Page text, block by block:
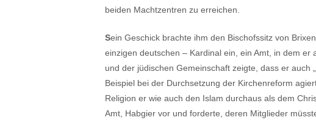
beiden Machtzentren zu erreichen.
Sein Geschick brachte ihm den Bischofssitz von
einzigen deutschen – Kardinal ein, ein Amt, in dem
und der jüdischen Gemeinschaft zeigte, dass er auch
Beispiel bei der Durchsetzung der Kirchenreform
Religion er wie auch den Islam durchaus als dem
Amt, Habgier vor und forderte, deren Mitglieder